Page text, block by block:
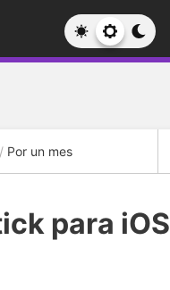
Por un mes
para iOS